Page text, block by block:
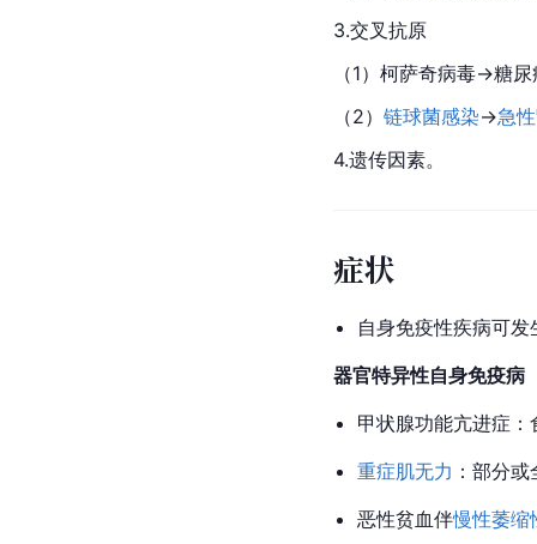
3.交叉抗原
（1） 柯萨奇病毒→糖尿
（2） 链球菌感染→急
4.遗传因素。
症状
自身免疫性疾病可
器官特异性自身免疫病
甲状腺功能亢进症
重症肌无力 ：部分
恶性贫血伴慢性萎缩